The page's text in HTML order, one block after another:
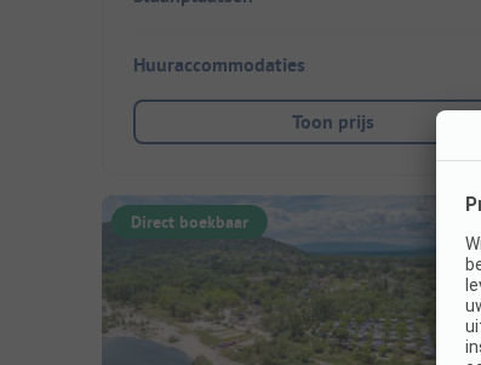
Huuraccommodaties
Toon prijs
Direct boekbaar